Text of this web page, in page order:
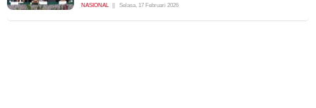
NASIONAL Selasa, 17 Februari 2026